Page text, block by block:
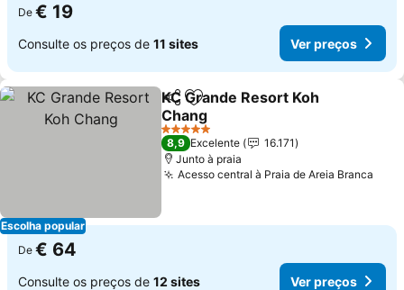
De € 19
Consulte os preços de 11 sites Ver preços
Escolha popular
PartilharAdicionar aos favoritos
KC Grande Resort Koh
Chang
5 Estrelas
8,9 Excelente
16.171
Junto à praia
Acesso central à Praia de Areia Branca
De € 64
Consulte os preços de 12 sites Ver preços